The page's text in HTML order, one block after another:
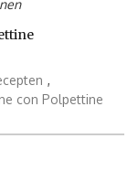
,
con Polpettine